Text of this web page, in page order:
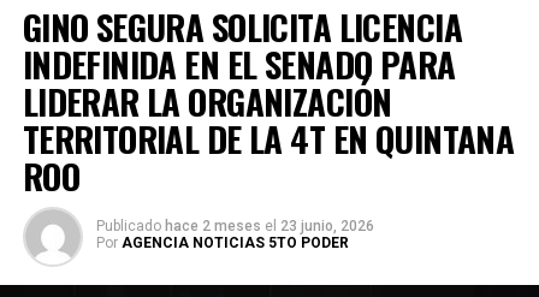
GINO SEGURA SOLICITA LICENCIA
INDEFINIDA EN EL SENADO PARA
LIDERAR LA ORGANIZACIÓN
TERRITORIAL DE LA 4T EN QUINTANA
ROO
Publicado hace 2 meses el 23 junio, 2026
Por AGENCIA NOTICIAS 5TO PODER